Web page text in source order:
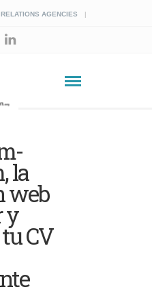
AGENCIES
la
web
y
CV